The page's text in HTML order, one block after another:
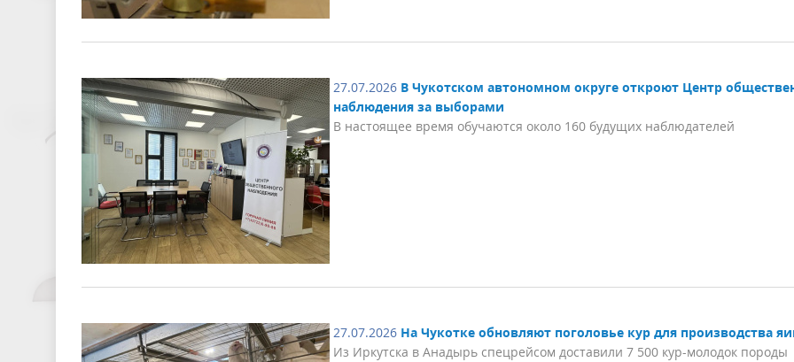
27.07.2026 В Чукотском автономном округе откроют Центр
наблюдения за выборами
В настоящее время обучаются около 160 будущих наблюдателей
27.07.2026 На Чукотке обновляют поголовье кур для производства
Из Иркутска в Анадырь спецрейсом доставили 7 500 кур-молодок породы